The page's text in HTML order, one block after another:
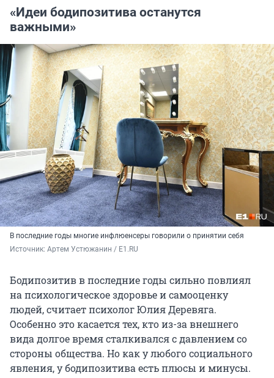
«Идеи бодипозитива останутся
важными»
В последние годы многие инфлюенсеры говорили о принятии себя
Источник: Артем Устюжанин / E1.RU
Бодипозитив в последние годы сильно повлиял
на психологическое здоровье и самооценку
людей, считает психолог Юлия Деревяга.
Особенно это касается тех, кто из-за внешнего
вида долгое время сталкивался с давлением со
стороны общества. Но как у любого социального
явления, у бодипозитива есть плюсы и минусы.